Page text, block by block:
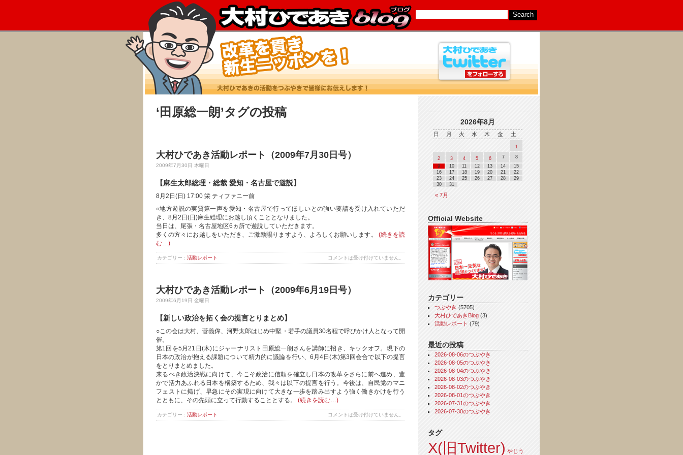
‘田原総一朗’タグの投稿
大村ひであき活動レポート（2009年7月30日号）
2009年7月30日 木曜日
【麻生太郎総理・総裁 愛知・名古屋で遊説】
8月2日(日) 17:00 栄 ティファニー前
○地方遊説の実質第一声を愛知・名古屋で行ってほしいとの強い要請を受け入れていただ
き、8月2日(日)麻生総理にお越し頂くこととなりました。
当日は、尾張・名古屋地区6ヵ所で遊説していただきます。
多くの方々にお越しをいただき、ご激励賜りますよう、よろしくお願いします。 (続きを読
む…)
カテゴリー : 活動レポート コメントは受け付けていません。
大村ひであき活動レポート（2009年6月19日号）
2009年6月19日 金曜日
【新しい政治を拓く会の提言とりまとめ】
○この会は大村、菅義偉、河野太郎はじめ中堅・若手の議員30名程で呼びかけ人となって開
催。
第1回を5月21日(木)にジャーナリスト田原総一朗さんを講師に招き、キックオフ。現下の
日本の政治が抱える課題について精力的に議論を行い、6月4日(木)第3回会合で以下の提言
をとりまとめました。
来るべき政治決戦に向けて、今こそ政治に信頼を確立し日本の改革をさらに前へ進め、豊
かで活力あふれる日本を構築するため、我々は以下の提言を行う。今後は、自民党のマニ
フェストに掲げ、早急にその実現に向けて大きな一歩を踏み出すよう強く働きかけを行う
とともに、その先頭に立って行動することとする。 (続きを読む…)
カテゴリー : 活動レポート コメントは受け付けていません。
2026年8月
日 月 火 水 木 金 土
« 7月
1
2 3 4 5 6 7
8
9
10 11 12 13 14
15
16
17 18 19 20 21
22
23
24 25 26 27 28
29
30
31
Official Website
カテゴリー
つぶやき (5705)
大村ひであきBlog (3)
活動レポート (79)
最近の投稿
2026-08-06のつぶやき
2026-08-05のつぶやき
2026-08-04のつぶやき
2026-08-03のつぶやき
2026-08-02のつぶやき
2026-08-01のつぶやき
2026-07-31のつぶやき
2026-07-30のつぶやき
タグ
X(旧Twitter) やじう